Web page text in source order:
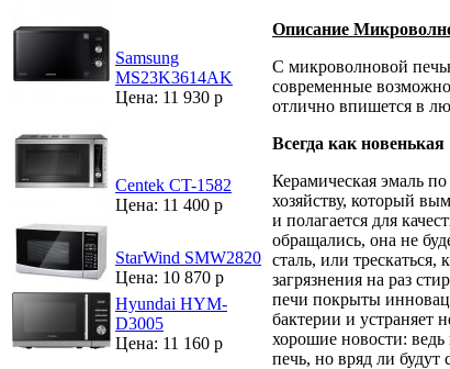
Samsung
MS23K3614AK
Цена: 11 930 р
Centek CT-1582
Цена: 11 400 р
StarWind SMW2820
Цена: 10 870 р
Hyundai HYM-
D3005
Цена: 11 160 р
Описание
С микроволновой
современные
отлично впишется в
Всегда как новенькая
Керамическая эмаль
хозяйству, который
и полагается для
обращались, она не
сталь, или
загрязнения на раз
печи покрыты
бактерии и устраняет
хорошие новости:
печь, но вряд ли будут